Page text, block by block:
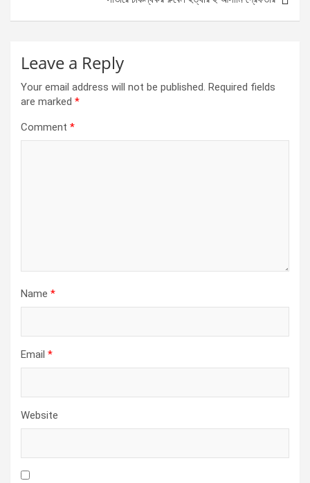
Leave a Reply
Your email address will not be published. Required fields
are marked *
Comment *
Name *
Email *
Website